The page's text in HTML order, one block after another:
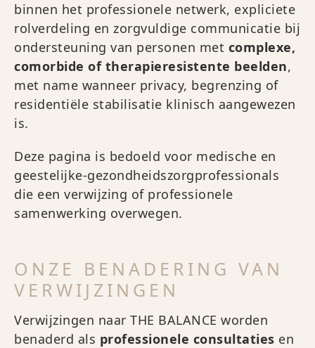
binnen het professionele netwerk, expliciete
rolverdeling en zorgvuldige communicatie bij
ondersteuning van personen met complexe,
comorbide of therapieresistente beelden,
met name wanneer privacy, begrenzing of
residentiële stabilisatie klinisch aangewezen
is.
Deze pagina is bedoeld voor medische en
geestelijke-gezondheidszorgprofessionals
die een verwijzing of professionele
samenwerking overwegen.
ONZE BENADERING VAN
VERWIJZINGEN
Verwijzingen naar THE BALANCE worden
benaderd als professionele consultaties en